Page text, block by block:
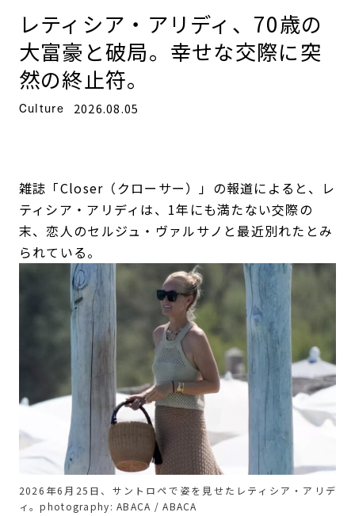
レティシア・アリディ、70歳の
大富豪と破局。幸せな交際に突
然の終止符。
Culture 2026.08.05
雑誌「Closer（クローサー）」の報道によると、レ
ティシア・アリディは、1年にも満たない交際の
末、恋人のセルジュ・ヴァルサノと最近別れたとみ
られている。
2026年6月25日、サントロペで姿を見せたレティシア・アリデ
ィ。photography: ABACA / ABACA